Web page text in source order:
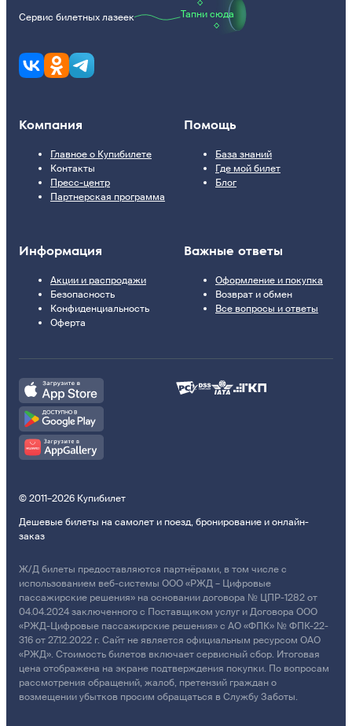
Сервис билетных лазеек Тапни сюда
Компания
Главное о Купибилете
Контакты
Пресс-центр
Партнерская программа
Помощь
База знаний
Где мой билет
Блог
Информация
Акции и распродажи
Безопасность
Конфиденциальность
Оферта
Важные ответы
Оформление и покупка
Возврат и обмен
Все вопросы и ответы
© 2011–2026 Купибилет
Дешевые билеты на самолет и поезд, бронирование и онлайн-
заказ
Ж/Д билеты предоставляются партнёрами, в том числе с
использованием веб-системы ООО «РЖД – Цифровые
пассажирские решения» на основании договора № ЦПР-1282 от
04.04.2024 заключенного с Поставщиком услуг и Договора ООО
«РЖД-Цифровые пассажирские решения» с АО «ФПК» № ФПК-22-
316 от 27.12.2022 г. Сайт не является официальным ресурсом ОАО
«РЖД». Стоимость билетов включает сервисный сбор. Итоговая
цена отображена на экране подтверждения покупки. По вопросам
рассмотрения обращений, жалоб, претензий граждан о
возмещении убытков просим обращаться в Службу Заботы.